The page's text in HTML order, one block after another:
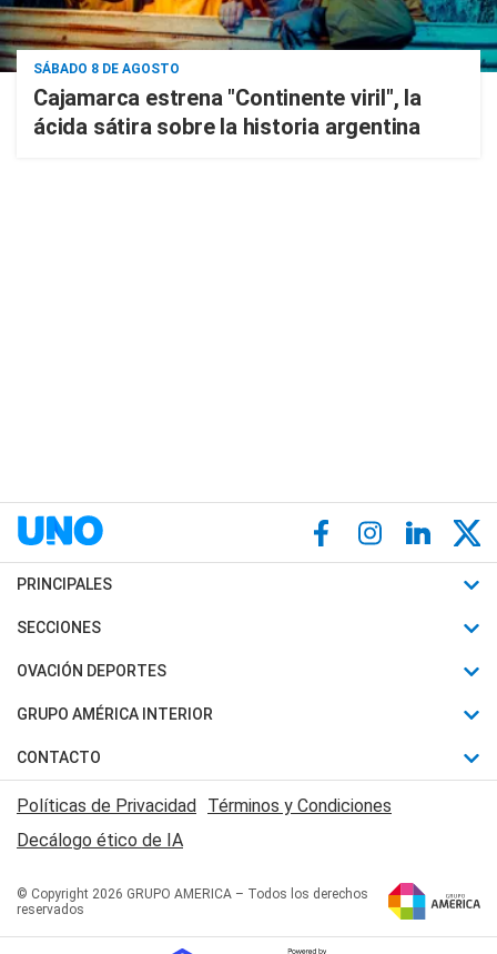
SÁBADO 8 DE AGOSTO
Cajamarca estrena "Continente viril", la
ácida sátira sobre la historia argentina
PRINCIPALES
Últimas Noticias
Política
Judiciales
Economia
SECCIONES
Horóscopo
Motores
Trucos caseros
Series y Películas
Edictos y Solicitadas
OVACIÓN DEPORTES
Fútbol
Mundial
Automovilismo
Rugby
Básquet
GRUPO AMÉRICA INTERIOR
Canal 7 en Vivo
San Juan 8
CONTACTO
Acerca de Nosotros
Contactanos
Políticas de Privacidad Términos y Condiciones
Decálogo ético de IA
© Copyright 2026 GRUPO AMERICA – Todos los derechos
reservados